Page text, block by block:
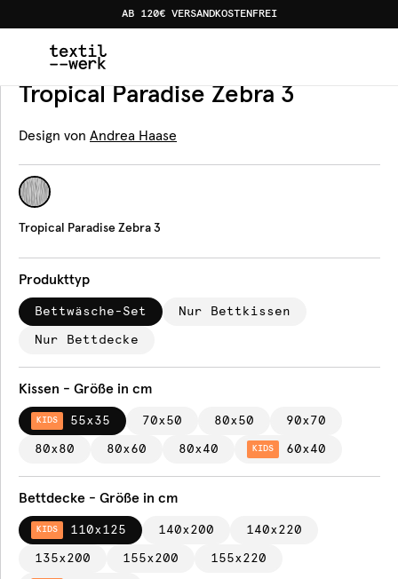
AB 120€ VERSANDKOSTENFREI
Produkte Bettwäsche Tropical Paradise Zebra
Bettwäsche
Tropical Paradise Zebra 3
Design von Andrea Haase
Tropical Paradise Zebra 3
Produkttyp
Bettwäsche-Set Nur Bettkissen
Nur Bettdecke
Kissen - Größe in cm
KIDS 55x35 70x50 80x50 90x70
80x80 80x60 80x40 KIDS 60x40
Bettdecke - Größe in cm
KIDS 110x125 140x200 140x220
135x200 155x200 155x220